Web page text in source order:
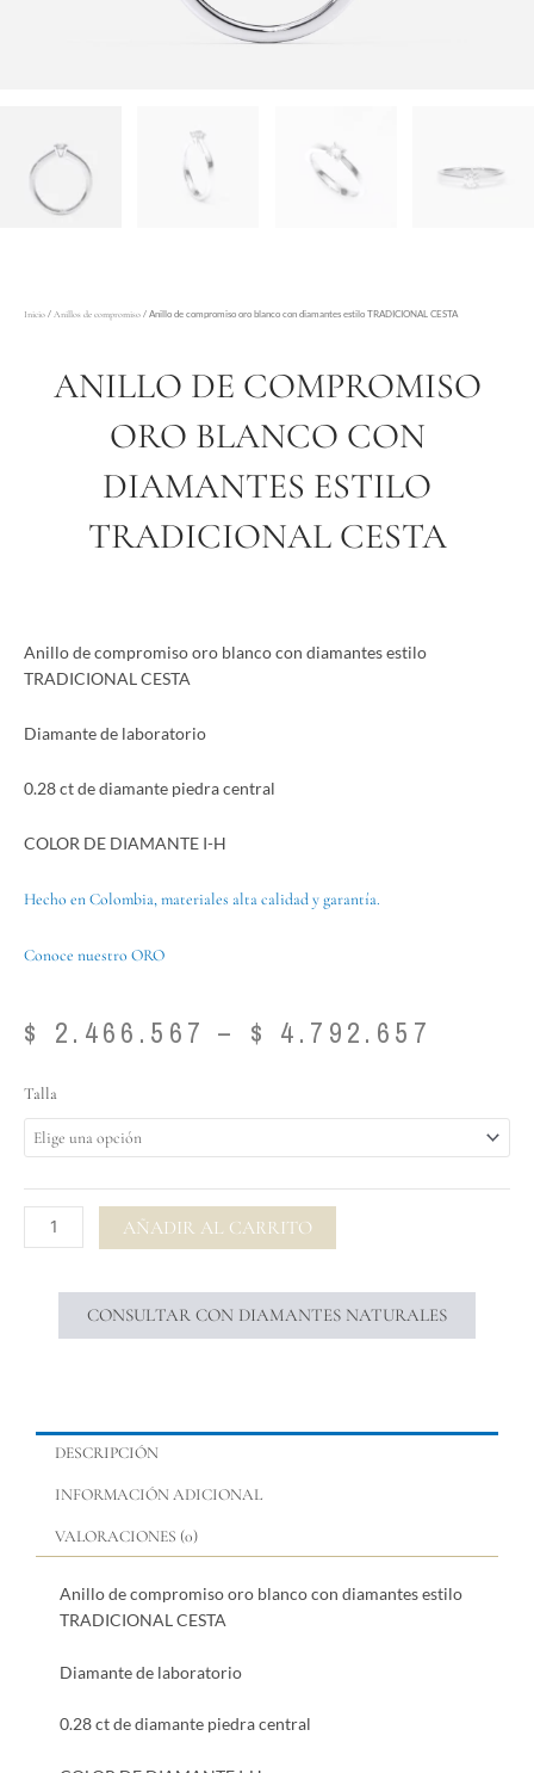
Inicio / Anillos de compromiso / Anillo de compromiso oro blanco con diamantes estilo TRADICIONAL CESTA
ANILLO DE COMPROMISO
ORO BLANCO CON
DIAMANTES ESTILO
TRADICIONAL CESTA
Anillo de compromiso oro blanco con diamantes estilo
TRADICIONAL CESTA
Diamante de laboratorio
0.28 ct de diamante piedra central
COLOR DE DIAMANTE I-H
Hecho en Colombia, materiales alta calidad y garantía.
Conoce nuestro ORO
$ 2.466.567 – $ 4.792.657
$
Talla
Anillo
de
compromiso
blanco
diamantes
TRADICIONAL
AÑADIR AL CARRITO
CONSULTAR CON DIAMANTES NATURALES
DESCRIPCIÓN
INFORMACIÓN ADICIONAL
VALORACIONES (0)
Anillo de compromiso oro blanco con diamantes estilo
TRADICIONAL CESTA
Diamante de laboratorio
0.28 ct de diamante piedra central